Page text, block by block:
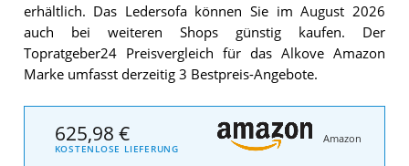
erhältlich. Das Ledersofa können Sie im August 2026
auch bei weiteren Shops günstig kaufen. Der
Topratgeber24 Preisvergleich für das Alkove Amazon
Marke umfasst derzeitig 3 Bestpreis-Angebote.
625,98 €
KOSTENLOSE LIEFERUNG
Amazon